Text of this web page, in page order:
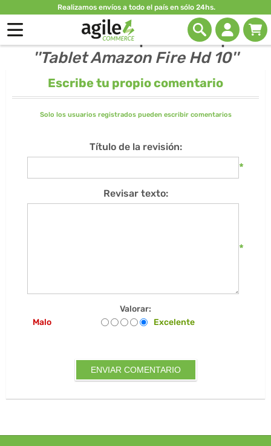
Realizamos envíos a todo el país en sólo 24hs.
Valoraciones de productos para
Tablet Amazon Fire Hd 10
Escribe tu propio comentario
Solo los usuarios registrados pueden escribir comentarios
Título de la revisión:
*
Revisar texto:
*
Valorar:
Malo
Excelente